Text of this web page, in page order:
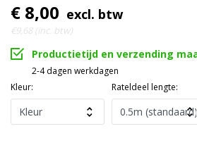
€ 8,00 excl. btw
€9,68 (inc. btw)
Productietijd en verzending
2-4 dagen werkdagen
Kleur:
Rateldeel lengte: